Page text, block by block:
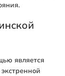
является